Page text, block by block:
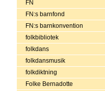
FN
FN:s barnfond
FN:s barnkonvention
folkbibliotek
folkdans
folkdansmusik
folkdiktning
Folke Bernadotte